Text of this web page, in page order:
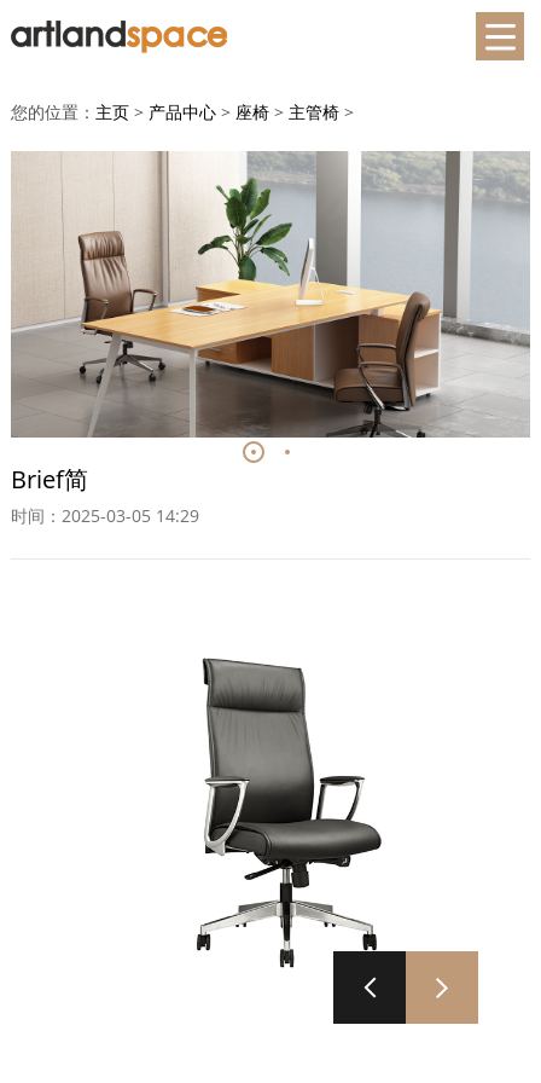
您的位置： 主页> 产品中心> 座椅> 主管椅>
Brief简
时间：2025-03-05 14:29